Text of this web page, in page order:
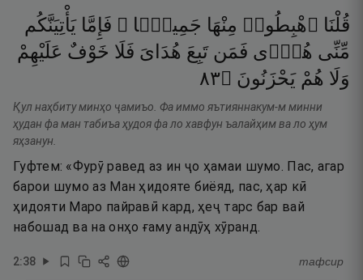
قُلْنَا ٱهْبِطُوا۟ مِنْهَا جَمِيعًۭا ۖ فَإِمَّا يَأْتِيَنَّكُم
مِّنِّى هُدًۭى فَمَن تَبِعَ هُدَاىَ فَلَا خَوْفٌ عَلَيْهِمْ
وَلَا هُمْ يَحْزَنُونَ ۝٣٨
Қул наҳбиту минҳо ҷамиъо. Фа иммо яътияннакум-м минни
ҳудан фа ман табиъа ҳудоя фа ло хавфун ъалайҳим ва ло ҳум
яҳзанун.
Гуфтем: «Фурӯ равед аз ин ҷо ҳамаи шумо. Пас, агар
барои шумо аз Ман ҳидояте биёяд, пас, ҳар кӣ
ҳидояти Маро пайравӣ кард, ҳеҷ тарс бар вай
набошад ва на онҳо ғаму андӯҳ хӯранд.
2:38 тафсир